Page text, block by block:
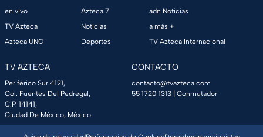
en vivo
TV Azteca
Azteca UNO
Azteca 7
Noticias
Deportes
adn Noticias
a más +
TV Azteca Internacional
TV AZTECA
Periférico Sur 4121,
Col. Fuentes Del Pedregal,
C.P. 14141,
Ciudad De México, México.
CONTACTO
contacto@tvazteca.com
55 1720 1313 | Conmutador